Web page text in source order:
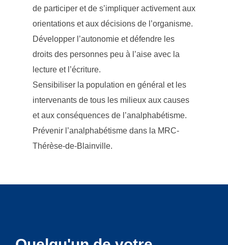
de participer et de s’impliquer activement aux
orientations et aux décisions de l’organisme.
Développer l’autonomie et défendre les
droits des personnes peu à l’aise avec la
lecture et l’écriture.
Sensibiliser la population en général et les
intervenants de tous les milieux aux causes
et aux conséquences de l’analphabétisme.
Prévenir l’analphabétisme dans la MRC-
Thérèse-de-Blainville.